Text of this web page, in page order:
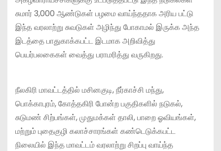
சுமார் 3,000 ஆண்டுகள் பழமை வாய்ந்ததாக அரிய பட்டு
இந்த வரலாற்று சுவடுகள் அழிந்து போகாமல் இருக்க அந்த
இடத்தை பாதுகாக்கபட்ட இடமாக அறிவித்து
பெயர்பலகைகள் வைத்து பராமரித்து வருகிறது.
நீலகிரி மாவட்டத்தில் மசினகுடி, நீர்காச்சி மந்து,
பொக்காபுரம், கோத்தகிரி போன்ற பகுதிகளில் நடுகல்,
சுடுமண் சிற்பங்கள், முதுமக்கள் தாலி, பாறை ஓவியங்கள்,
மற்றும் புதைகுழி கலாச்சாரங்கள் கண்டெடுக்கபட்ட
நிலையில் இந்த மாவட்டம் வரலாற்று சிறப்பு வாய்ந்த